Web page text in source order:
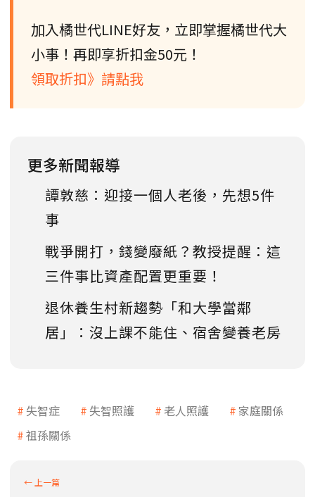
加入橘世代LINE好友，立即掌握橘世代大
小事！再即享折扣金50元！
領取折扣》請點我
更多新聞報導
譚敦慈：迎接一個人老後，先想5件
事
戰爭開打，錢變廢紙？教授提醒：這
三件事比資產配置更重要！
退休養生村新趨勢「和大學當鄰
居」：沒上課不能住、宿舍變養老房
失智症 失智照護 老人照護
家庭關係
祖孫關係